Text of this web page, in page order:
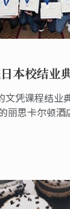
本校结业
文凭课程结业
丽思卡尔顿